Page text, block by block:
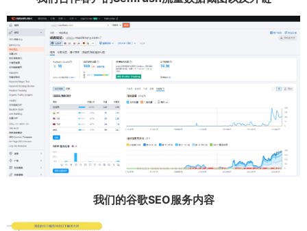
我们的谷歌SEO服务内容